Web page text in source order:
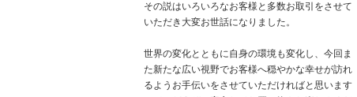
その説はいろいろなお客様と多数お取引をさせて
いただき大変お世話になりました。
世界の変化とともに自身の環境も変化し、今回ま
た新たな広い視野でお客様へ穏やかな幸せが訪れ
るようお手伝いをさせていただければと思います